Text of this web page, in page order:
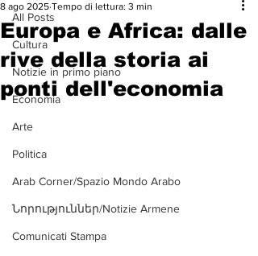
All Posts
Cultura
Notizie in primo piano
Economia
Arte
Politica
Arab Corner/Spazio Mondo Arabo
Նորություններ/Notizie Armene
Comunicati Stampa
Europa e Africa: dalle
rive della storia ai
ponti dell'economia
8 ago 2025 Tempo di lettura: 3 min